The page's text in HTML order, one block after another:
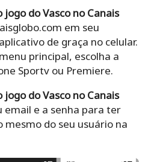
jogo do Vasco no Canais
em seu
de graça no celular.
principal, escolha a
Sportv ou Premiere.
jogo do Vasco no Canais
email e a senha para ter
do seu usuário na